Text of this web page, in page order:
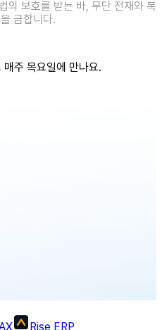
의 보호를 받는 바, 무단 전재와 복
금합니다.
주 목요일에 만나요.
Rise ERP